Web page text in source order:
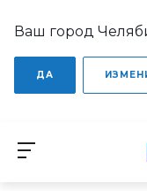
Ваш город
ДА